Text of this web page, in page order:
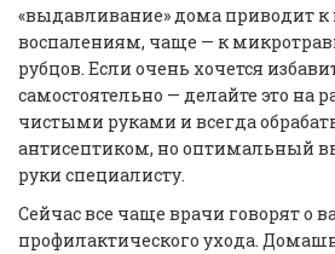
«выдавливание» дома приводит
воспалениям, чаще — к
рубцов. Если очень хочется
самостоятельно — делайте это на
чистыми руками и всегда
антисептиком, но оптимальный
руки специалисту.
Сейчас все чаще врачи говорят о
профилактического ухода.